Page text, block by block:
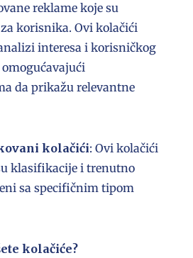
reklame koje su
korisnika. Ovi kolačići
interesa i korisničkog
da prikažu relevantne
kolačići: Ovi kolačići
klasifikacije i trenutno
sa specifičnim tipom
kolačiće?